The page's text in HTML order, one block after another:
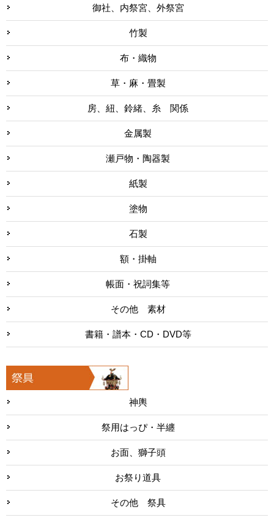
御社、内祭宮、外祭宮
竹製
布・織物
草・麻・畳製
房、紐、鈴緒、糸 関係
金属製
瀬戸物・陶器製
紙製
塗物
石製
額・掛軸
帳面・祝詞集等
その他 素材
書籍・譜本・CD・DVD等
神輿
祭用はっぴ・半纏
お面、獅子頭
お祭り道具
その他 祭具